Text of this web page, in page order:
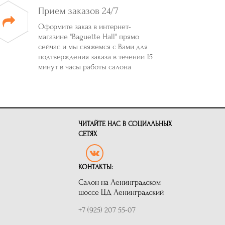
Прием заказов 24/7
Оформите заказ в интернет-
магазине "Baguette Hall" прямо
сейчас и мы свяжемся с Вами для
подтверждения заказа в течении 15
минут в часы работы салона
ЧИТАЙТЕ НАС В СОЦИАЛЬНЫХ
СЕТЯХ
КОНТАКТЫ:
Салон на Ленинградском
шоссе ЦД Ленинградский
+7 (925) 207 55-07